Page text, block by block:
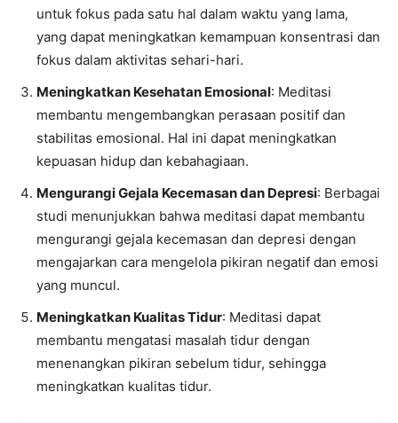
untuk fokus pada satu hal dalam waktu yang lama,
yang dapat meningkatkan kemampuan konsentrasi dan
fokus dalam aktivitas sehari-hari.
Meningkatkan Kesehatan Emosional: Meditasi
membantu mengembangkan perasaan positif dan
stabilitas emosional. Hal ini dapat meningkatkan
kepuasan hidup dan kebahagiaan.
Mengurangi Gejala Kecemasan dan Depresi: Berbagai
studi menunjukkan bahwa meditasi dapat membantu
mengurangi gejala kecemasan dan depresi dengan
mengajarkan cara mengelola pikiran negatif dan emosi
yang muncul.
Meningkatkan Kualitas Tidur: Meditasi dapat
membantu mengatasi masalah tidur dengan
menenangkan pikiran sebelum tidur, sehingga
meningkatkan kualitas tidur.